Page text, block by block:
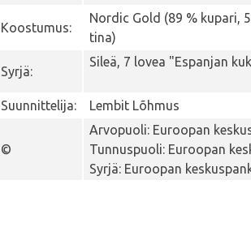
Koostumus:
Nordic Gold (89 % kupari,
tina)
Syrjä:
Sileä, 7 lovea "Espanjan
Suunnittelija: Lembit Lõhmus
©
Arvopuoli: Euroopan
Tunnuspuoli: Euroopan
Syrjä: Euroopan